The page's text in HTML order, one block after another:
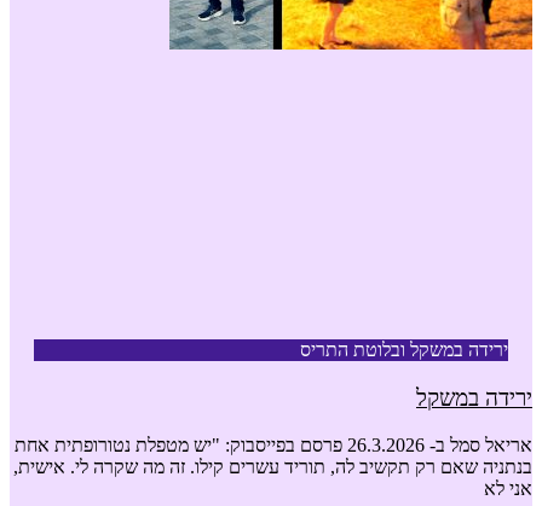
ירידה במשקל ובלוטת התריס
ירידה במשקל
אריאל סמל ב- 26.3.2026 פרסם בפייסבוק: "יש מטפלת נטורופתית אחת
בנתניה שאם רק תקשיב לה, תוריד עשרים קילו. זה מה שקרה לי. אישית,
אני לא